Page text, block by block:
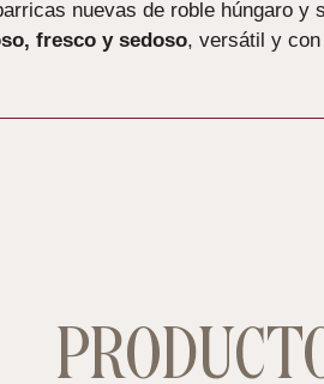
nuevas de roble húngaro
fresco y sedoso, versátil y con